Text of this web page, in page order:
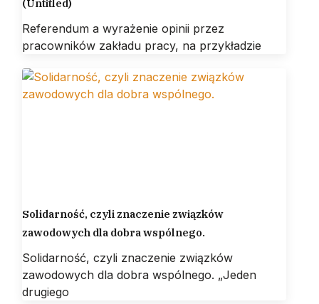
(Untitled)
Referendum a wyrażenie opinii przez
pracowników zakładu pracy, na przykładzie
Solidarność, czyli znaczenie związków
zawodowych dla dobra wspólnego.
Solidarność, czyli znaczenie związków
zawodowych dla dobra wspólnego. „Jeden
drugiego